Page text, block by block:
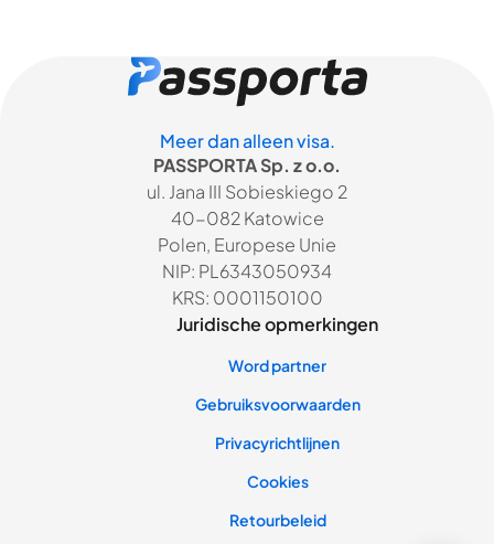
Meer dan alleen visa.
PASSPORTA Sp. z o.o.
ul. Jana III Sobieskiego 2
40-082 Katowice
Polen, Europese Unie
NIP: PL6343050934
KRS: 0001150100
Juridische opmerkingen
Word partner
Gebruiksvoorwaarden
Privacyrichtlijnen
Cookies
Retourbeleid